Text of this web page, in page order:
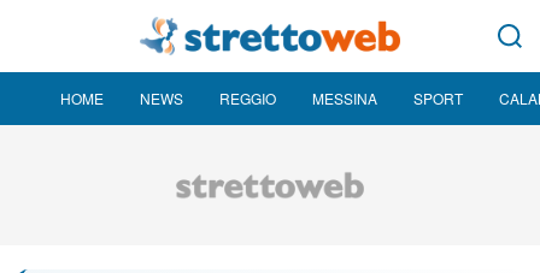
HOME NEWS REGGIO MESSINA SPORT